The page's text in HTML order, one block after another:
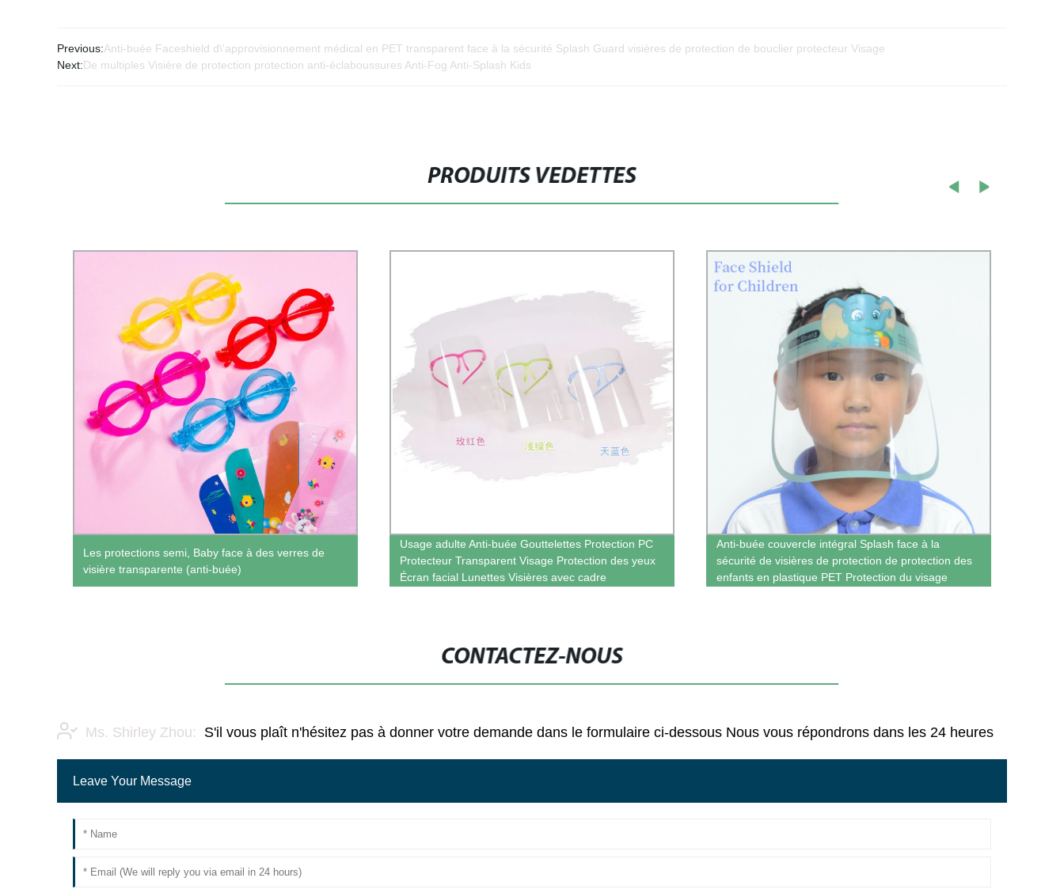
Previous:Anti-buée Faceshield d\'approvisionnement médical en PET transparent face à la sécurité Splash Guard visières de protection de bouclier protecteur Visage
Next:De multiples Visière de protection protection anti-éclaboussures Anti-Fog Anti-Splash Kids
PRODUITS VEDETTES
Les protections semi, Baby face à des verres de
visière transparente (anti-buée)
Usage adulte Anti-buée Gouttelettes Protection PC
Protecteur Transparent Visage Protection des yeux
Écran facial Lunettes Visières avec cadre
Anti-buée couvercle intégral Splash face à la
sécurité de visières de protection de protection des
enfants en plastique PET Protection du visage
CONTACTEZ-NOUS
Ms. Shirley Zhou: S'il vous plaît n'hésitez pas à donner votre demande dans le formulaire ci-dessous Nous vous répondrons dans les 24 heures